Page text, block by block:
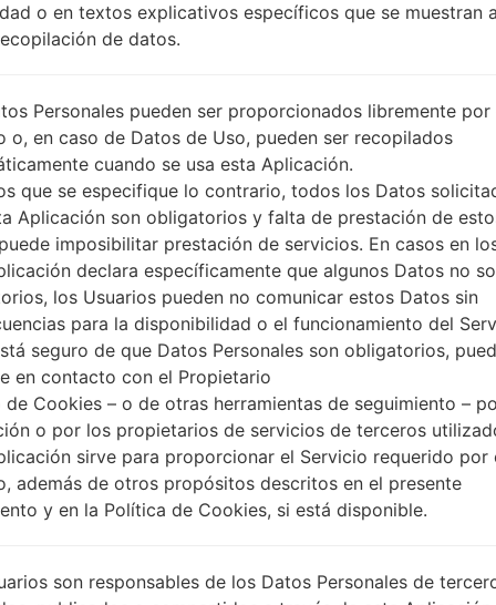
o en textos explicativos específicos que se muestran
de datos.
Personales pueden ser proporcionados libremente por
o, en caso de Datos de Uso, pueden ser recopilados
cuando se usa esta Aplicación.
que se especifique lo contrario, todos los Datos
Aplicación son obligatorios y falta de prestación de
imposibilitar prestación de servicios. En casos en
declara específicamente que algunos Datos no
los Usuarios pueden no comunicar estos Datos sin
para la disponibilidad o el funcionamiento del
seguro de que Datos Personales son obligatorios,
en contacto con el Propietario
de Cookies – o de otras herramientas de seguimiento –
o por los propietarios de servicios de terceros
sirve para proporcionar el Servicio requerido por
además de otros propósitos descritos en el presente
y en la Política de Cookies, si está disponible.
son responsables de los Datos Personales de